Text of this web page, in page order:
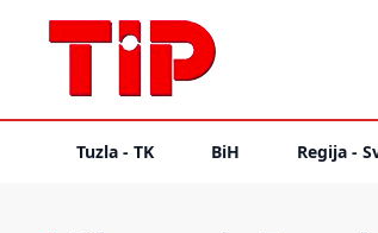
Tuzla - TK BiH Regija -